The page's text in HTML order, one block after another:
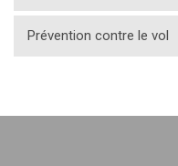
Prévention contre le vol